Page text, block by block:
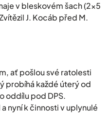
v bleskovém šach (2×5
J. Kocáb před M.
ať pošlou své ratolesti
probíhá každé úterý od
oddílu pod DPS.
nyní k činnosti v uplynulé